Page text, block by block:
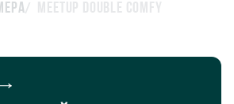
MeetUp Double Comfy